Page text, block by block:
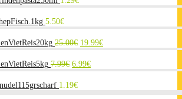
5.50€
25.00€ 19.99€
7.99€ 6.99€
1.19€